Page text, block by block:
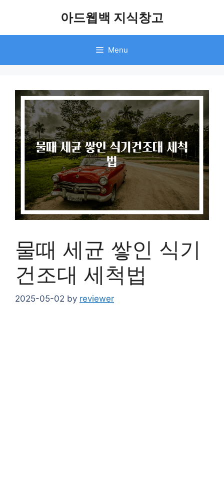
아드웹백 지식창고
Menu
물때 세균 쌓인 식기
건조대 세척법
2025-05-02 by reviewer